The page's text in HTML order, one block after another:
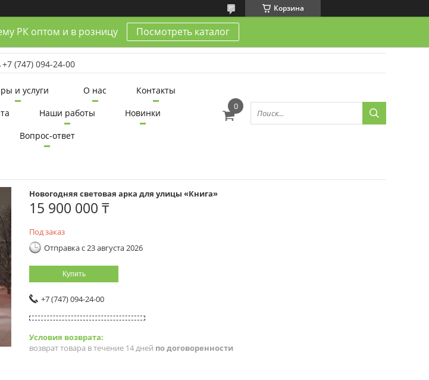
Корзина
РК оптом и в розницу Посмотреть каталог
+7 (747) 094-24-00
и услуги О нас
Контакты
Наши работы
Новинки
Вопрос-ответ
Новогодняя световая арка для улицы «Книга»
15 900 000 ₸
Под заказ
Отправка с 23 августа 2026
Купить
+7 (747) 094-24-00
возврат товара в течение 14 дней по договоренности